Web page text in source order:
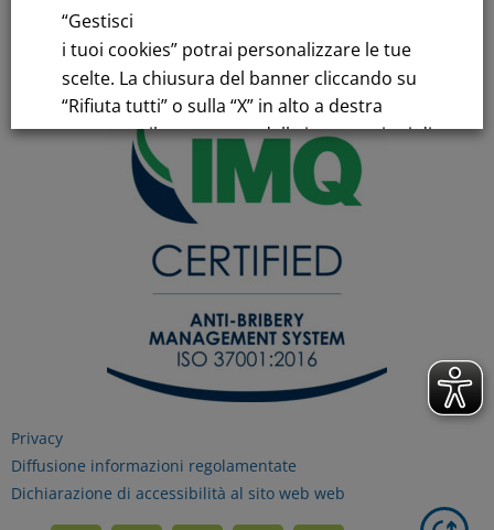
Privacy
Diffusione informazioni regolamentate
Dichiarazione di accessibilità al sito web web
“Gestisci
i tuoi cookies” potrai personalizzare le tue
scelte. La chiusura del banner cliccando su
“Rifiuta tutti” o sulla “X” in alto a destra
comporta il permanere delle impostazioni di
default e la continuazione della navigazione
in assenza di cookie o altri strumenti di
tracciamento diversi da quelli tecnici.
Per maggiori informazioni consulta la
Informativa sui dati personali e cookie
privacy